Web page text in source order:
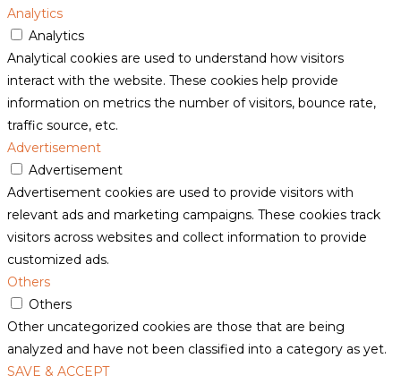
Analytics
Analytics
Analytical cookies are used to understand how visitors
interact with the website. These cookies help provide
information on metrics the number of visitors, bounce rate,
traffic source, etc.
Advertisement
Advertisement
Advertisement cookies are used to provide visitors with
relevant ads and marketing campaigns. These cookies track
visitors across websites and collect information to provide
customized ads.
Others
Others
Other uncategorized cookies are those that are being
analyzed and have not been classified into a category as yet.
SAVE & ACCEPT